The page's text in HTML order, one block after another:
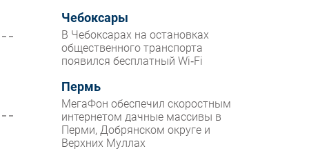
Чебоксары
В Чебоксарах на остановках
общественного транспорта
появился бесплатный Wi‑Fi
Пермь
МегаФон обеспечил скоростным
интернетом дачные массивы в
Перми, Добрянском округе и
Верхних Муллах